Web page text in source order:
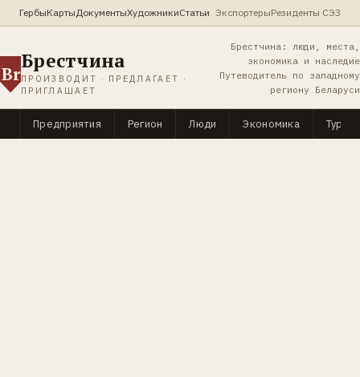
ГербыКартыДокументыХудожникиСтатьи ЭкспортерыРезиденты СЭЗ
Br
Брестчина
ПРОИЗВОДИТ · ПРЕДЛАГАЕТ ·
ПРИГЛАШАЕТ
Брестчина: люди, места,
экономика и наследие
Путеводитель по западному
региону Беларуси
Предприятия Регион Люди Экономика